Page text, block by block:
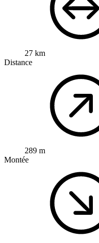
27 km
Distance
289 m
Montée